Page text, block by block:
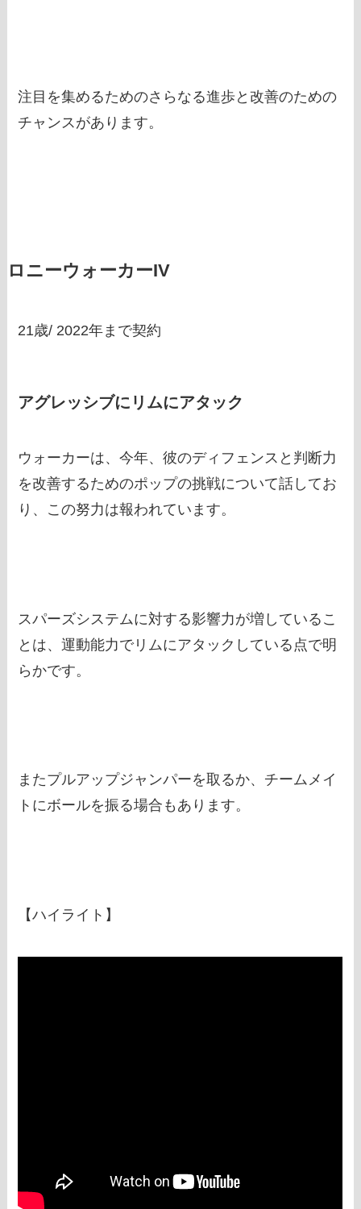
注目を集めるためのさらなる進歩と改善のための
チャンスがあります。
ロニーウォーカーIV
21歳/ 2022年まで契約
アグレッシブにリムにアタック
ウォーカーは、今年、彼のディフェンスと判断力
を改善するためのポップの挑戦について話してお
り、この努力は報われています。
スパーズシステムに対する影響力が増しているこ
とは、運動能力でリムにアタックしている点で明
らかです。
またプルアップジャンパーを取るか、チームメイ
トにボールを振る場合もあります。
【ハイライト】